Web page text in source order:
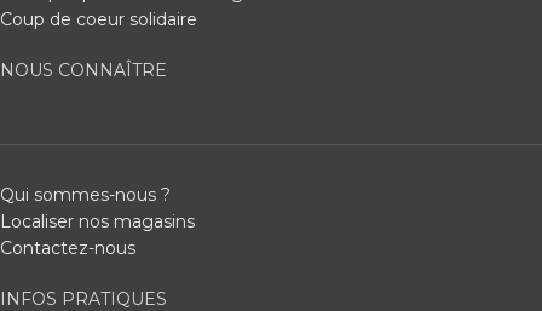
Coup de coeur solidaire
NOUS CONNAÎTRE
Qui sommes-nous ?
Localiser nos magasins
Contactez-nous
INFOS PRATIQUES